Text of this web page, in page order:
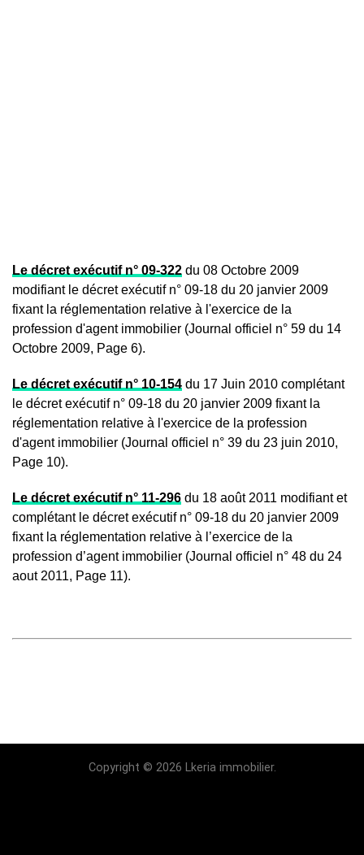
Le décret exécutif n° 09-322 du 08 Octobre 2009
modifiant le décret exécutif n° 09-18 du 20 janvier 2009
fixant la réglementation relative à l'exercice de la
profession d'agent immobilier (Journal officiel n° 59 du 14
Octobre 2009, Page 6).
Le décret exécutif n° 10-154 du 17 Juin 2010 complétant
le décret exécutif n° 09-18 du 20 janvier 2009 fixant la
réglementation relative à l'exercice de la profession
d'agent immobilier (Journal officiel n° 39 du 23 juin 2010,
Page 10).
Le décret exécutif n° 11-296 du 18 août 2011 modifiant et
complétant le décret exécutif n° 09-18 du 20 janvier 2009
fixant la réglementation relative à l’exercice de la
profession d’agent immobilier (Journal officiel n° 48 du 24
aout 2011, Page 11).
Copyright © 2026 Lkeria immobilier.